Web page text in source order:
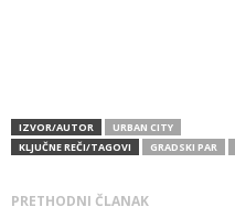
IZVOR/AUTOR
URBAN CITY
KLJUČNE REČI/TAGOVI
GRADSKI PAR
PRETHODNI ČLANAK